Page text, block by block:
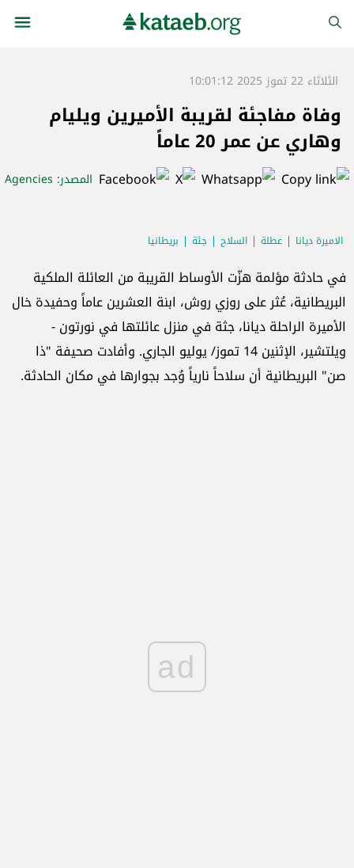
الثلاثاء 22 تموز 2025 10:01:12
وفاة مفاجئة لقريبة الأميرين ويليام
وهاري عن عمر 20 عاماً
المصدر: Agencies
الاميرة ديانا عطلة السلاح جثة بريطانيا
في حادثة مؤلمة هزّت الأوساط القريبة من العائلة الملكية
البريطانية، عُثر على روزي روش، ابنة العشرين عاماً وحفيدة خال
الأميرة الراحلة ديانا، جثة في منزل عائلتها في نورتون -
ويلتشير، الإثنين 14 تموز/ يوليو الجاري. وأفادت صحيفة "ذا
صن" البريطانية أن سلاحاً نارياً وُجد بجوارها في مكان الحادثة.
ad